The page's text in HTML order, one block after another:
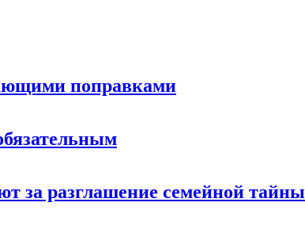
поправками
за разглашение семейной тайны